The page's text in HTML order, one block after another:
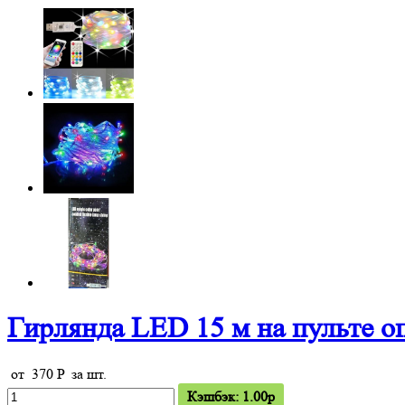
Гирлянда LED 15 м на пульте
от 370 Pза шт.
Кэшбэк: 1.00p